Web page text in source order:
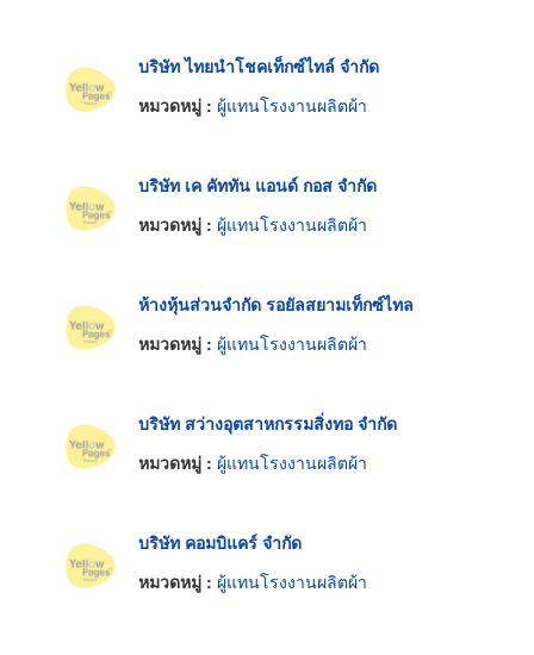
บริษัท ไทยนำโชคเท็กซ์ไทล์ จำกัด
หมวดหมู่ : ผู้แทนโรงงานผลิตผ้า
บริษัท เค คัททัน แอนด์ กอส จำกัด
หมวดหมู่ : ผู้แทนโรงงานผลิตผ้า
ห้างหุ้นส่วนจำกัด รอยัลสยามเท็กซ์ไทล
หมวดหมู่ : ผู้แทนโรงงานผลิตผ้า
บริษัท สว่างอุตสาหกรรมสิ่งทอ จำกัด
หมวดหมู่ : ผู้แทนโรงงานผลิตผ้า
บริษัท คอมบิแคร์ จำกัด
หมวดหมู่ : ผู้แทนโรงงานผลิตผ้า